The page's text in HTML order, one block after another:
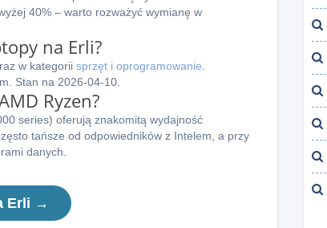
40% – warto rozważyć wymianę w
na Erli?
w kategorii sprzęt i oprogramowanie
Stan na 2026-04-10.
Ryzen?
series) oferują znakomitą wydajność
tańsze od odpowiedników z Intelem, a przy
danych.
Erli →